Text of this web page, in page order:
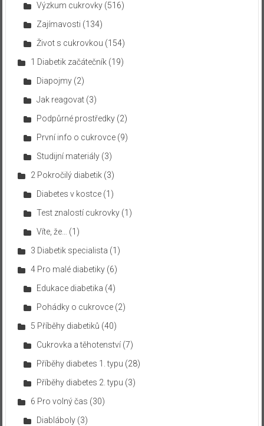
Výzkum cukrovky(516)
Zajímavosti (134)
Život s cukrovkou (154)
1 Diabetik začátečník(19)
Diapojmy(2)
Jak reagovat(3)
Podpůrné prostředky(2)
První info o cukrovce(9)
Studijní materiály(3)
2 Pokročilý diabetik(3)
Diabetes v kostce(1)
Test znalostí cukrovky(1)
Víte, že… (1)
3 Diabetik specialista (1)
4 Pro malé diabetiky(6)
Edukace diabetika (4)
Pohádky o cukrovce(2)
5 Příběhy diabetiků (40)
Cukrovka a těhotenství(7)
Příběhy diabetes 1. typu (28)
Příběhy diabetes 2. typu (3)
6 Pro volný čas (30)
Diabláboly(3)